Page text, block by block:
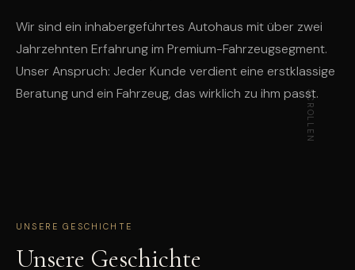
Wir sind ein inhabergeführtes Autohaus mit über zwei
Jahrzehnten Erfahrung im Premium-Fahrzeugsegment.
Unser Anspruch: Jeder Kunde verdient eine erstklassige
Beratung und ein Fahrzeug, das wirklich zu ihm passt.
SCROLLEN
UNSERE GESCHICHTE
Unsere Geschichte